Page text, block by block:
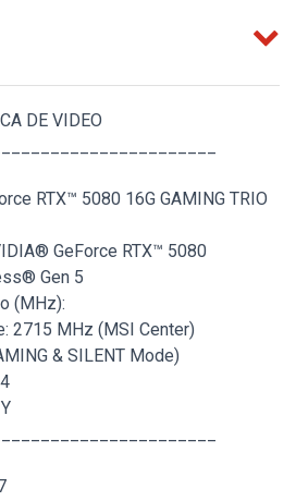
DE VIDEO
RTX™ 5080 16G GAMING TRIO
GeForce RTX™ 5080
Gen 5
(MHz):
2715 MHz (MSI Center)
& SILENT Mode)